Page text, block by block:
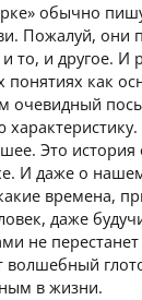
обычно
Пожалуй, они
то, и другое. И
понятиях как
очевидный
Это история
И даже о
времена,
даже
не
волшебный
в жизни.